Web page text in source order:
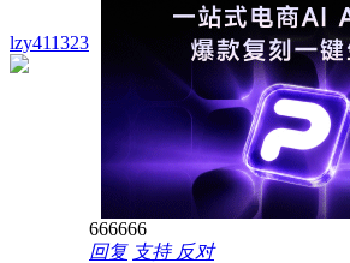
lzy411323
666666
回复 支持 反对